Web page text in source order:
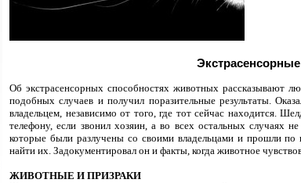
Об экстрасенсорных способностях животных рассказывают
подобных случаев и получил поразительные результаты.
владельцем, независимо от того, где тот сейчас находится.
телефону, если звонил хозяин, а во всех остальных случаях
которые были разлучены со своими владельцами и прошли по
найти их. Задокументировал он и факты, когда животное
ЖИВОТНЫЕ И ПРИЗРАКИ